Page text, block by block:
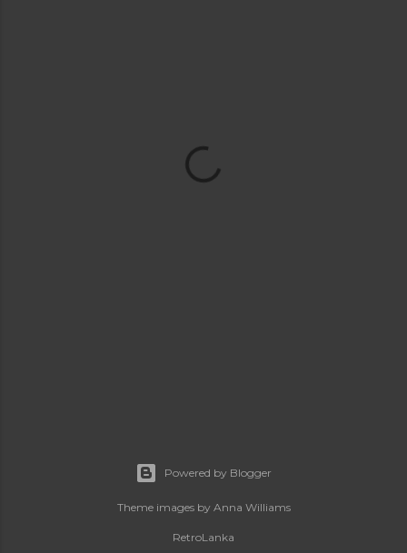
Powered by Blogger
Theme images by Anna Williams
RetroLanka